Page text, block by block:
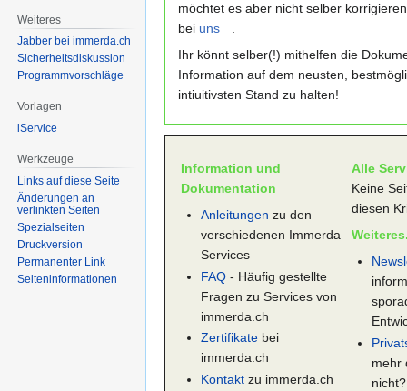
möchtet es aber nicht selber
bei uns
.
Ihr könnt selber(!) mithelfen die
Information auf dem neusten,
intiuitivsten Stand zu halten!
Information und
Dokumentation
Anleitungen zu den
verschiedenen Immerda
Services
FAQ - Häufig gestellte
Fragen zu Services von
immerda.ch
Zertifikate bei
immerda.ch
Kontakt zu immerda.ch
Alle
Keine
diesen
mehr
nicht?
Weiteres
Jabber bei immerda.ch
Sicherheitsdiskussion
Programmvorschläge
Vorlagen
iService
Werkzeuge
Links auf diese Seite
Änderungen an
verlinkten Seiten
Spezialseiten
Druckversion
Permanenter Link
Seiten­informationen